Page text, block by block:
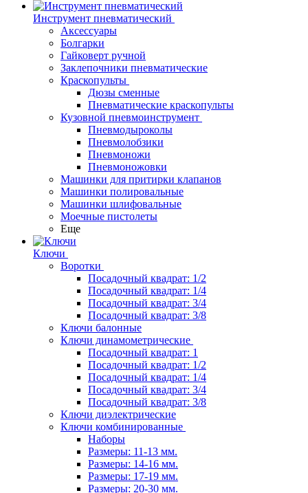
Инструмент пневматический
Аксессуары
Болгарки
Гайковерт ручной
Заклепочники пневматические
Краскопульты
Дюзы сменные
Пневматические краскопульты
Кузовной пневмоинструмент
Пневмодыроколы
Пневмолобзики
Пневмоножи
Пневмоножовки
Машинки для притирки клапанов
Машинки полировальные
Машинки шлифовальные
Моечные пистолеты
Еще
Ключи
Воротки
Посадочный квадрат: 1/2
Посадочный квадрат: 1/4
Посадочный квадрат: 3/4
Посадочный квадрат: 3/8
Ключи балонные
Ключи динамометрические
Посадочный квадрат: 1
Посадочный квадрат: 1/2
Посадочный квадрат: 1/4
Посадочный квадрат: 3/4
Посадочный квадрат: 3/8
Ключи диэлектрические
Ключи комбинированные
Наборы
Размеры: 11-13 мм.
Размеры: 14-16 мм.
Размеры: 17-19 мм.
Размеры: 20-30 мм.